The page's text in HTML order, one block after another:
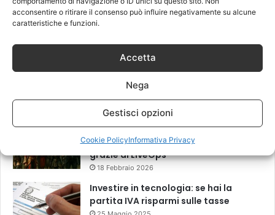
acconsentire o ritirare il consenso può influire negativamente su alcune
caratteristiche e funzioni.
Accetta
Nega
Gestisci opzioni
Cookie PolicyInformativa Privacy
Come scegliere i migliori ricambi per
smartphone per una riparazione di
Privacy Digitale: Come difendersi da
Spyware e Microspie di Nuova
13 Marzo 2026
Il “New Old” Drop di Shaiya mostra
come gli MMO storici restano rilevanti
grazie al LiveOps
18 Febbraio 2026
Investire in tecnologia: se hai la
partita IVA risparmi sulle tasse